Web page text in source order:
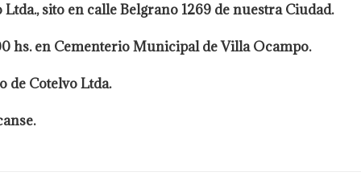
sito en calle Belgrano 1269 de nuestra Ciudad.
hs. en Cementerio Municipal de Villa Ocampo.
de Cotelvo Ltda.